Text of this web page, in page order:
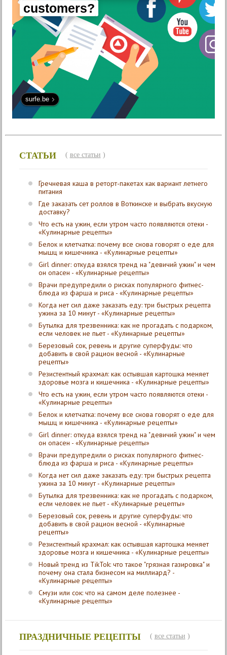
customers?
surfe.be
СТАТЬИ ( все статьи )
Гречневая каша в реторт-пакетах как вариант летнего
питания
Где заказать сет роллов в Воткинске и выбрать вкусную
доставку?
Что есть на ужин, если утром часто появляются отеки -
«Кулинарные рецепты»
Белок и клетчатка: почему все снова говорят о еде для
мышц и кишечника - «Кулинарные рецепты»
Girl dinner: откуда взялся тренд на "девичий ужин" и чем
он опасен - «Кулинарные рецепты»
Врачи предупредили о рисках популярного фитнес-
блюда из фарша и риса - «Кулинарные рецепты»
Когда нет сил даже заказать еду: три быстрых рецепта
ужина за 10 минут - «Кулинарные рецепты»
Бутылка для трезвенника: как не прогадать с подарком,
если человек не пьет - «Кулинарные рецепты»
Березовый сок, ревень и другие суперфуды: что
добавить в свой рацион весной - «Кулинарные
рецепты»
Резистентный крахмал: как остывшая картошка меняет
здоровье мозга и кишечника - «Кулинарные рецепты»
Что есть на ужин, если утром часто появляются отеки -
«Кулинарные рецепты»
Белок и клетчатка: почему все снова говорят о еде для
мышц и кишечника - «Кулинарные рецепты»
Girl dinner: откуда взялся тренд на "девичий ужин" и чем
он опасен - «Кулинарные рецепты»
Врачи предупредили о рисках популярного фитнес-
блюда из фарша и риса - «Кулинарные рецепты»
Когда нет сил даже заказать еду: три быстрых рецепта
ужина за 10 минут - «Кулинарные рецепты»
Бутылка для трезвенника: как не прогадать с подарком,
если человек не пьет - «Кулинарные рецепты»
Березовый сок, ревень и другие суперфуды: что
добавить в свой рацион весной - «Кулинарные
рецепты»
Резистентный крахмал: как остывшая картошка меняет
здоровье мозга и кишечника - «Кулинарные рецепты»
Новый тренд из TikTok: что такое "грязная газировка" и
почему она стала бизнесом на миллиард? -
«Кулинарные рецепты»
Смузи или сок: что на самом деле полезнее -
«Кулинарные рецепты»
ПРАЗДНИЧНЫЕ РЕЦЕПТЫ ( все статьи )